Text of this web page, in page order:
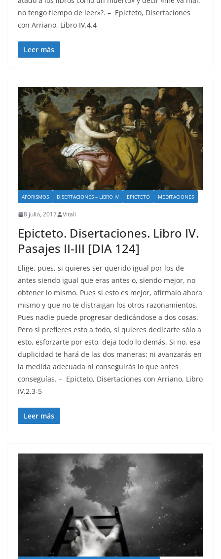
no tengo tiempo de leer»?. – Epicteto, Disertaciones
con Arriano, Libro IV.4.4
Leer más
AFORISMOS DISERTACIONES – LIBRO IV EPICTETO MEDITACIONES
8 julio, 2017 Vitali
Epicteto. Disertaciones. Libro IV.
Pasajes II-III [DIA 124]
Elige, pues, si quieres ser querido igual por los de
antes siendo igual que eras antes o, siendo mejor, no
obtener lo mismo. Pues si esto es mejor, afírmalo ahora
mismo y que no te distraigan los otros razonamientos.
Pues nadie puede progresar dedicándose a dos cosas.
Pero si prefieres esto a todo, si quieres dedicarte sólo a
esto, esforzarte por esto, deja todo lo demás. Si no, esa
duplicidad te hará de las dos maneras: ni avanzarás en
la medida adecuada ni conseguirás lo que antes
conseguías. – Epicteto, Disertaciones con Arriano, Libro
IV.2.3-5
Leer más